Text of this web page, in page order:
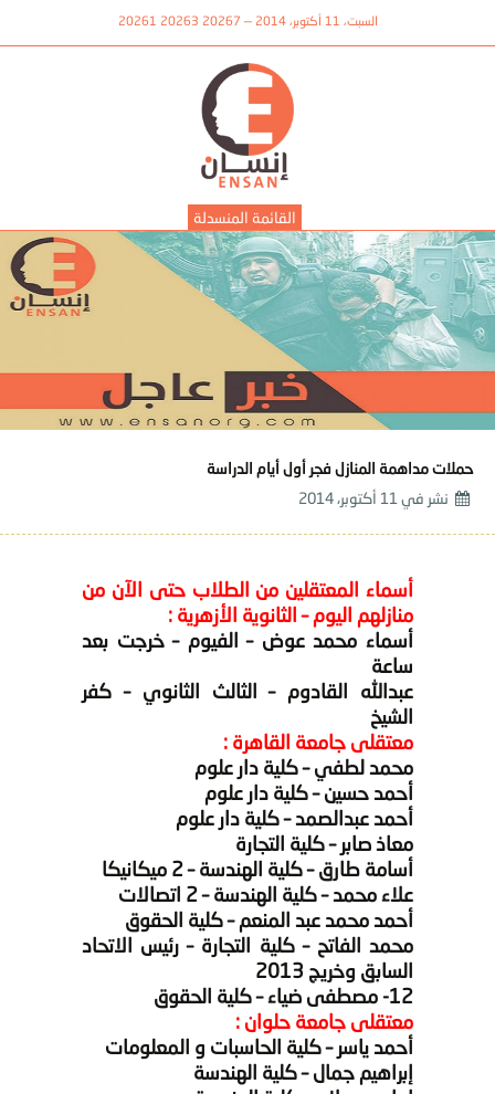
السبت، 11 أكتوبر، 2014 — 20267 20263 20261
القائمة المنسدلة
حملات مداهمة المنازل فجر أول أيام الدراسة
نشر في 11 أكتوبر، 2014
أسماء المعتقلين من الطلاب حتى الآن من
منازلهم اليوم – الثانوية الأزهرية :
أسماء محمد عوض – الفيوم – خرجت بعد
ساعة
عبدالله القادوم – الثالث الثانوي – كفر
الشيخ
معتقلى جامعة القاهرة :
محمد لطفي – كلية دار علوم
أحمد حسين – كلية دار علوم
أحمد عبدالصمد – كلية دار علوم
معاذ صابر – كلية التجارة
أسامة طارق – كلية الهندسة – 2 ميكانيكا
علاء محمد – كلية الهندسة – 2 اتصالات
أحمد محمد عبد المنعم – كلية الحقوق
محمد الفاتح – كلية التجارة – رئيس الاتحاد
السابق وخريج 2013
12- مصطفى ضياء – كلية الحقوق
معتقلى جامعة حلوان :
أحمد ياسر – كلية الحاسبات و المعلومات
إبراهيم جمال – كلية الهندسة